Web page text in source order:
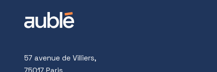
57 avenue de Villiers,